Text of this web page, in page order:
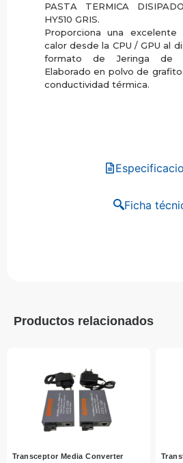
Ficha
PASTA TERMICA
HY510 GRIS.
Proporciona una excelente
calor desde la CPU / GPU al
formato de Jeringa de
Elaborado en polvo de
conductividad térmica.
Productos relacionados
Media Converter